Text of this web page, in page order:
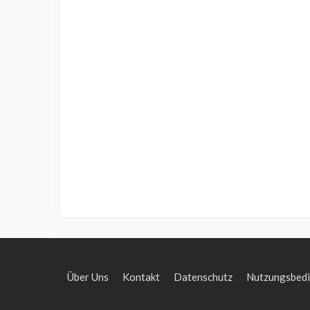
Über Uns Kontakt Datenschutz